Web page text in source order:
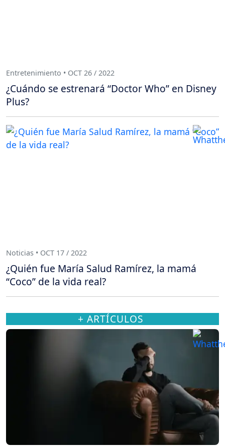
Entretenimiento • OCT 26 / 2022
¿Cuándo se estrenará “Doctor Who” en Disney
Plus?
Noticias • OCT 17 / 2022
¿Quién fue María Salud Ramírez, la mamá
“Coco” de la vida real?
+ ARTÍCULOS